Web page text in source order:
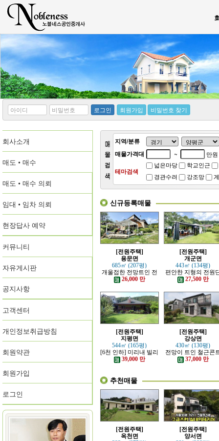
*
아
디
*
비
번
로그인 회원가입 비밀번호 찾기
회사소개
매도 • 매수
매도 • 매수 의뢰
임대 • 임차 의뢰
현장답사 예약
커뮤니티
자유게시판
공지사항
고객센터
개인정보취급방침
회원약관
회원가입
로그인
지역/분류
매물가격대
~ 만원
테마검색
넓은마당 학교인근
경관수려
강조망
신규등록매물
[전원주택]
용문면
685㎡ (207평)
개울접한 전망트인 전
원주택
26,000 만
[전원주택]
개군면
443㎡ (134평)
편안한 지형의 전원
지 내의 주택
27,500 만
[전원주택]
지평면
544㎡ (165평)
[6천 인하] 미리내 빌리
지에 위치한 전원주택
39,000 만
[전원주택]
강상면
430㎡ (130평)
전망이 트인 철근콘
리트 신축 주택
37,000 만
추천매물
[전원주택]
옥천면
[전원주택]
양서면